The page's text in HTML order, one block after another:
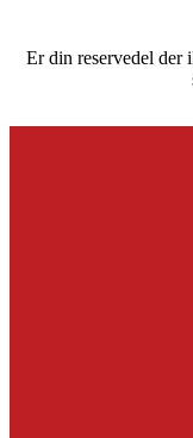
Er din reservedel der